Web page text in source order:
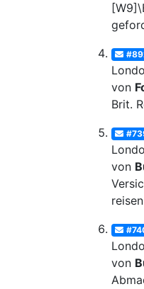
von
Brit.
von
von